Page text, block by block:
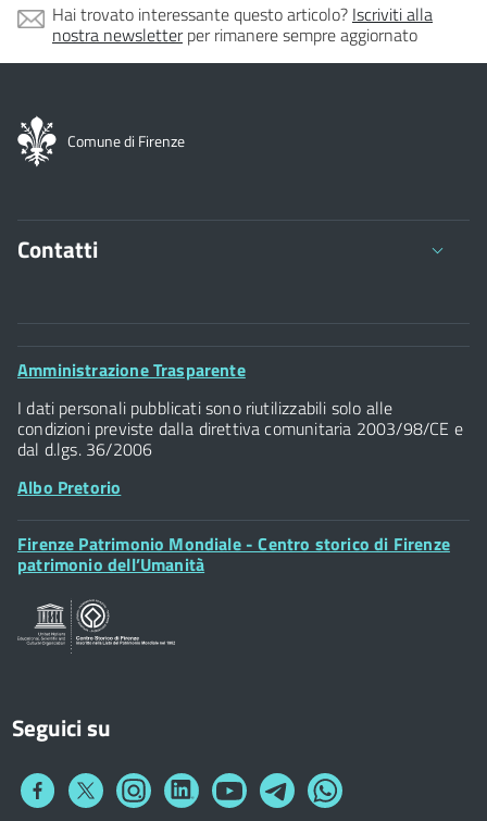
Hai trovato interessante questo articolo? Iscriviti alla
nostra newsletterper rimanere sempre aggiornato
Comune di Firenze
Contatti
Comune di Firenze
Palazzo Vecchio
Piazza della Signoria - 50122, Firenze
P.IVA 01307110484
Posta Elettronica Certificata
Footer
Amministrazione Trasparente
I dati personali pubblicati sono riutilizzabili solo alle
condizioni previste dalla direttiva comunitaria 2003/98/CE e
dal d.lgs. 36/2006
Albo Pretorio
Footer
Widget
Firenze Patrimonio Mondiale - Centro storico di Firenze
patrimonio dell’Umanità
Seguici su
Collegamento
Collegamento
a
Collegamento
a
Collegamento
a
Collegamento
a
Collegamento
a
Collegamento
a